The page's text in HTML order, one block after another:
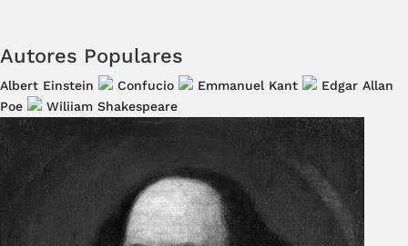
Autores Populares
Albert Einstein Confucio Emmanuel Kant
Edgar Allan
Poe
Wiliiam Shakespeare